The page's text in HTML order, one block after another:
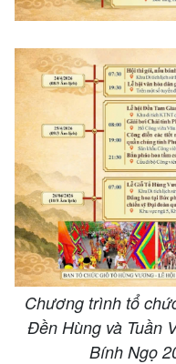
Chương trình tổ
Đền Hùng và Tuần
Bính Ngọ